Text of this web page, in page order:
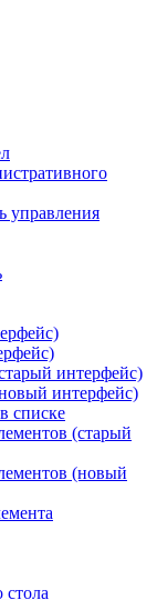
управления
интерфейс)
интерфейс)
списке
(старый
(новый
стола